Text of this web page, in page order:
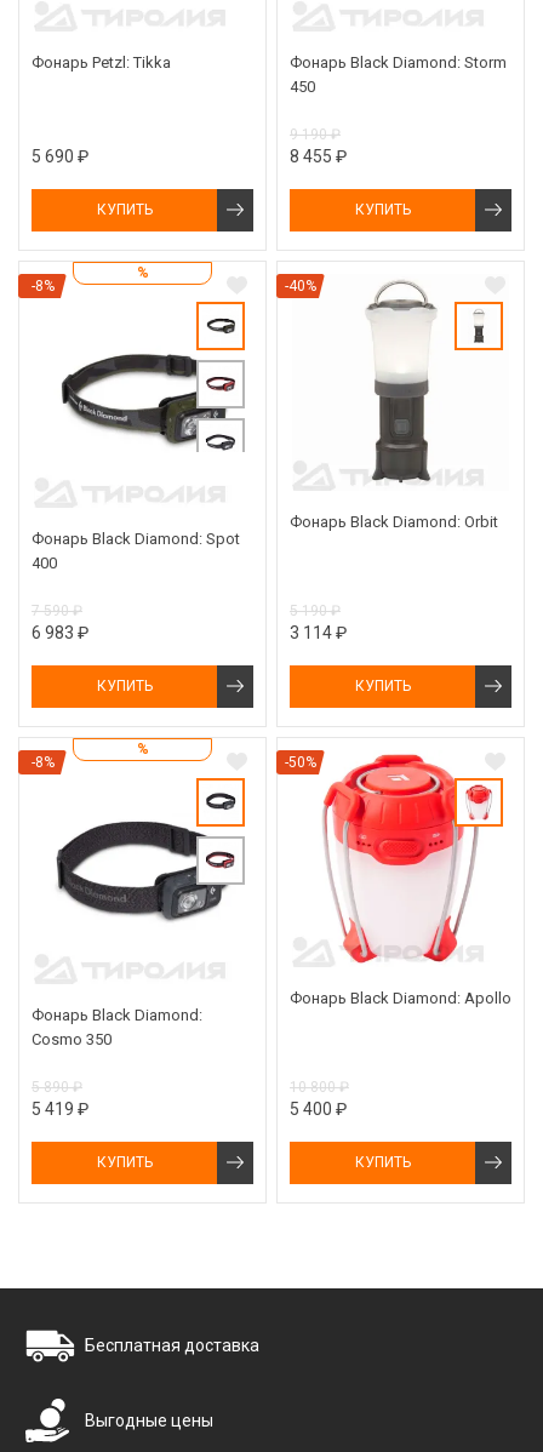
Фонарь Petzl: Tikka
5 690 ₽
КУПИТЬ
Фонарь Black Diamond: Storm
450
9 190 ₽
8 455 ₽
КУПИТЬ
%
-8%
Фонарь Black Diamond: Spot
400
7 590 ₽
6 983 ₽
КУПИТЬ
-40%
Фонарь Black Diamond: Orbit
5 190 ₽
3 114 ₽
КУПИТЬ
%
-8%
Фонарь Black Diamond:
Cosmo 350
5 890 ₽
5 419 ₽
КУПИТЬ
-50%
Фонарь Black Diamond: Apollo
10 800 ₽
5 400 ₽
КУПИТЬ
Бесплатная доставка
Выгодные цены